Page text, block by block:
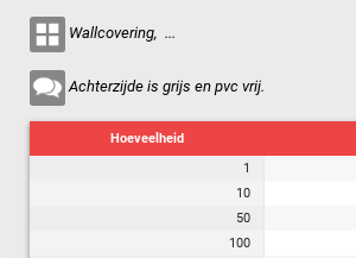
Wallcovering, ...
Achterzijde is grijs en pvc vrij.
Hoeveelheid
1
10
50
100